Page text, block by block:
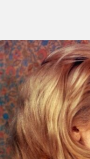
Secção dedicada à
História do Cinema,
cuidadoso restauro
Filmes nesta